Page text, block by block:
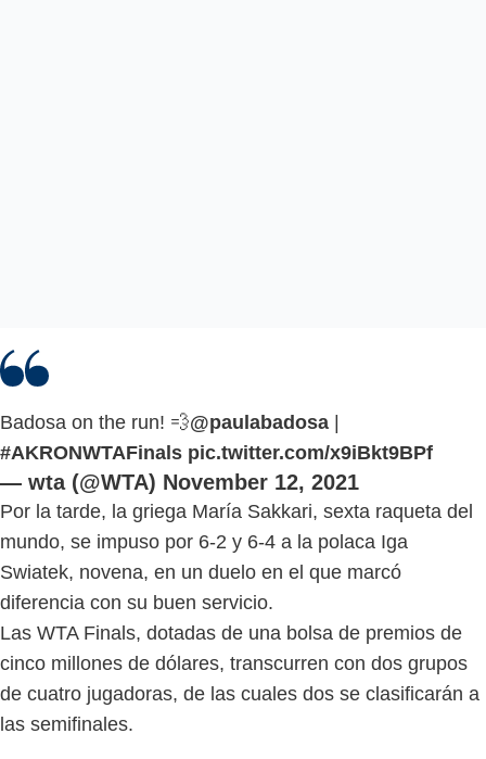
Badosa on the run! 💨@paulabadosa |
#AKRONWTAFinals pic.twitter.com/x9iBkt9BPf
— wta (@WTA) November 12, 2021
Por la tarde, la griega María Sakkari, sexta raqueta del
mundo, se impuso por 6-2 y 6-4 a la polaca Iga
Swiatek, novena, en un duelo en el que marcó
diferencia con su buen servicio.
Las WTA Finals, dotadas de una bolsa de premios de
cinco millones de dólares, transcurren con dos grupos
de cuatro jugadoras, de las cuales dos se clasificarán a
las semifinales.